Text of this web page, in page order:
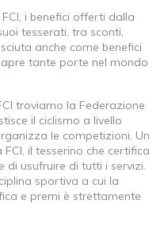
, i benefici offerti dalla
tesserati, tra sconti,
anche come benefici
tante porte nel mondo
troviamo la Federazione
il ciclismo a livello
le competizioni. Un
FCI, il tesserino che certifica
usufruire di tutti i servizi.
sportiva a cui la
e premi è strettamente